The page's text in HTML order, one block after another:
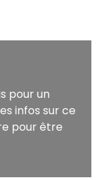
pour un
infos sur ce
pour être